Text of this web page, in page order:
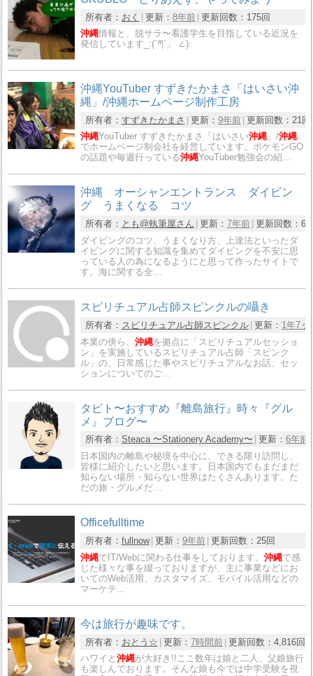
所有者： おく 更新： 8年前 更新回数： 175回
沖縄情報と、脱サラ〜看護学生を目指している近況を
発信しています_:(´ཀ`」 ∠):
沖縄YouTuber すずきたかまさ「はいさい沖
縄」/沖縄ホームページ制作工房
所有者： すずきたかまさ 更新： 9年前 更新回数： 21回
沖縄YouTuber すずきたかまさ「はいさい沖縄 」/沖縄
でホームページ制会社を経営しています。ポケモンGO
の話題や毎週行っている沖縄YouTuber勉強会の紹…
沖縄 オーシャンエントランス ダイビン
グ うまくなる コツ
所有者： とも@執筆屋さん 更新： 7年前 更新回数： 69
ダイビングのコツ、うまくなり方、上達法といったダ
イビングに関する知識を集めてダイビングを不安に思
っている人の為になるようにと思って作ったサイトで
す。海に関する全…
スピリチュアル占師スピンクルの囁き
所有者： スピリチュアル占師スピンクル 更新： 1年7ヶ
本業の傍ら、沖縄を拠点に「スピリチュアルセッショ
ン」を実施しているスピリチュアル占師「スピンク
ル」の、日常感じた事やスピリチュアルなお話、セッ
ションについてのご…
タビト〜おすすめ『離島旅行』時々『グル
メ』ブログ〜
所有者： Steaca 〜Stationery Academy〜 更新： 6年前
日本国内の離島や秘境を中心に、できる限り訪問し、
皆様に紹介したいと思います。日本国内でもまだまだ
知らない場所・知らない世界はたくさんあります。た
だの旅・グルメだ…
Officefulltime
所有者： fullnow 更新： 9年前 更新回数： 25回
沖縄でIT/Webに関わる仕事をしております。沖縄で感
じた様々な事を綴っておりますが、主に事業などにお
いてのWeb活用、カスタマイズ、モバイル活用などの
マーケテ…
今は旅行が趣味です。
所有者： おとう☆ 更新： 7時間前 更新回数： 4,816回
ハワイと沖縄が大好き!!ここ数年は娘と二人、父娘旅行
も楽しんでおります。そんな娘も今では中学受験を視